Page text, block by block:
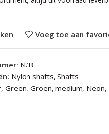
Voeg toe aan
N/B
Nylon shafts, Shafts
, Green, Groen, medium, Neon,